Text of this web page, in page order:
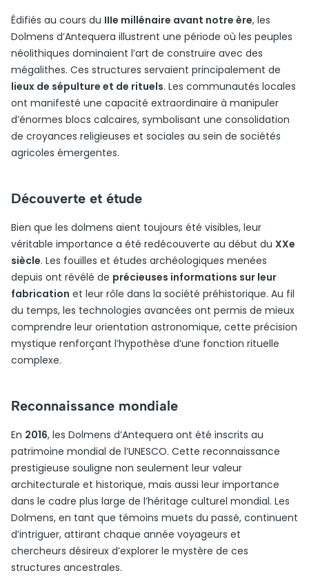
Édifiés au cours du IIIe millénaire avant notre ère, les
Dolmens d’Antequera illustrent une période où les peuples
néolithiques dominaient l’art de construire avec des
mégalithes. Ces structures servaient principalement de
lieux de sépulture et de rituels. Les communautés locales
ont manifesté une capacité extraordinaire à manipuler
d’énormes blocs calcaires, symbolisant une consolidation
de croyances religieuses et sociales au sein de sociétés
agricoles émergentes.
Découverte et étude
Bien que les dolmens aient toujours été visibles, leur
véritable importance a été redécouverte au début du XXe
siècle. Les fouilles et études archéologiques menées
depuis ont révélé de précieuses informations sur leur
fabrication et leur rôle dans la société préhistorique. Au fil
du temps, les technologies avancées ont permis de mieux
comprendre leur orientation astronomique, cette précision
mystique renforçant l’hypothèse d’une fonction rituelle
complexe.
Reconnaissance mondiale
En 2016, les Dolmens d’Antequera ont été inscrits au
patrimoine mondial de l’UNESCO. Cette reconnaissance
prestigieuse souligne non seulement leur valeur
architecturale et historique, mais aussi leur importance
dans le cadre plus large de l’héritage culturel mondial. Les
Dolmens, en tant que témoins muets du passé, continuent
d’intriguer, attirant chaque année voyageurs et
chercheurs désireux d’explorer le mystère de ces
structures ancestrales.